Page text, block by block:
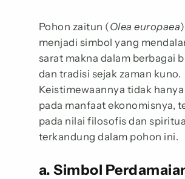
Pohon zaitun (Olea europaea
menjadi simbol yang
sarat makna dalam berbagai
dan tradisi sejak zaman kuno.
Keistimewaannya tidak
pada manfaat ekonomisnya,
pada nilai filosofis dan
terkandung dalam pohon ini.
a. Simbol